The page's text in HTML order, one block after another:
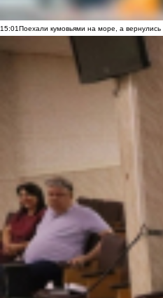
15:01Поехали кумовьями на море, а